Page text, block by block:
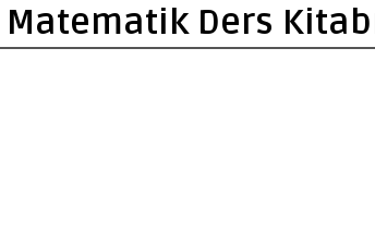
Matematik Ders